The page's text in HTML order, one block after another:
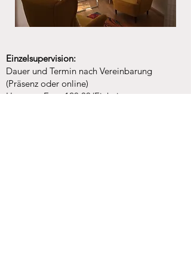
Einzelsupervision:
Dauer und Termin nach Vereinbarung
(Präsenz oder online)
Honorar: Euro 120,00/Einheit